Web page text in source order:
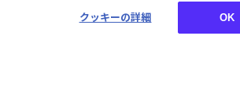
イドをご確認ください。
クッキーの詳細 OK